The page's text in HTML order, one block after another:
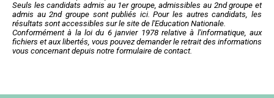
Seuls les candidats admis au 1er groupe, admissibles au 2nd groupe et
admis au 2nd groupe sont publiés ici. Pour les autres candidats, les
résultats sont accessibles sur le site de l'Education Nationale.
Conformément à la loi du 6 janvier 1978 relative à l'informatique, aux
fichiers et aux libertés, vous pouvez demander le retrait des informations
vous concernant depuis notre formulaire de contact.